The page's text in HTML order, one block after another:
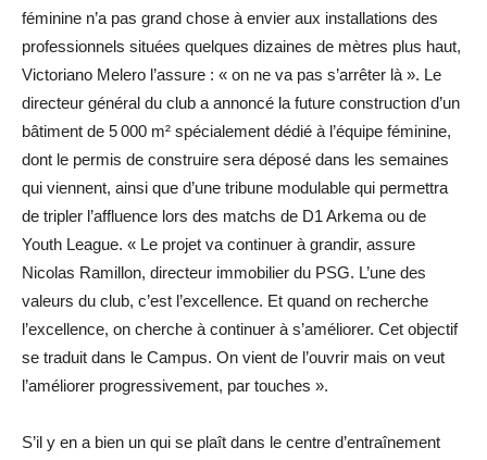
féminine n’a pas grand chose à envier aux installations des
professionnels situées quelques dizaines de mètres plus haut,
Victoriano Melero l’assure : « on ne va pas s’arrêter là ». Le
directeur général du club a annoncé la future construction d’un
bâtiment de 5 000 m² spécialement dédié à l’équipe féminine,
dont le permis de construire sera déposé dans les semaines
qui viennent, ainsi que d’une tribune modulable qui permettra
de tripler l’affluence lors des matchs de D1 Arkema ou de
Youth League. « Le projet va continuer à grandir, assure
Nicolas Ramillon, directeur immobilier du PSG. L’une des
valeurs du club, c’est l’excellence. Et quand on recherche
l’excellence, on cherche à continuer à s’améliorer. Cet objectif
se traduit dans le Campus. On vient de l’ouvrir mais on veut
l’améliorer ­progressivement, par touches ».
S’il y en a bien un qui se plaît dans le centre d’entraînement